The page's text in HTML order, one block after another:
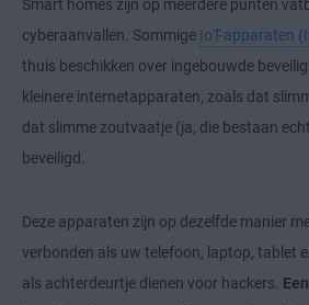
Smart homes zijn op meerdere punten
cyberaanvallen. Sommige IoT-apparaten
thuis beschikken over ingebouwde
kleinere internetapparaten, zoals dat
dat slimme zoutvaatje (ja, die bestaan
beveiligd.
Deze apparaten zijn op dezelfde manier
verbonden als uw telefoon, laptop, tablet
als achterdeurtje dienen voor hackers.